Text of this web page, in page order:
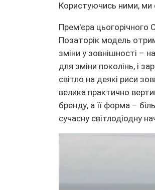
Користуючись ними, ми
Прем'єра цьогорічного
Позаторік модель
зміни у зовнішності –
для зміни поколінь, і
світло на деякі риси
велика практично
бренду, а її форма –
сучасну світлодіодну